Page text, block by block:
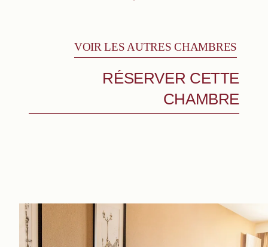
VOIR LES AUTRES CHAMBRES
RÉSERVER CETTE
CHAMBRE